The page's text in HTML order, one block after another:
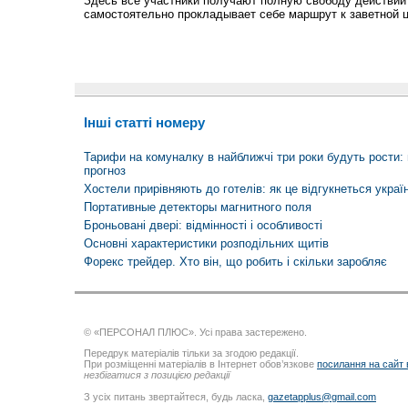
самостоятельно прокладывает себе маршрут к заветной
Інші статті номеру
Тарифи на комуналку в найближчі три роки будуть
прогноз
Хостели прирівняють до готелів: як це відгукнеться
Портативные детекторы магнитного поля
Броньовані двері: відмінності і особливості
Основні характеристики розподільних щитів
Форекс трейдер. Хто він, що робить і скільки заробляє
© «ПЕРСОНАЛ ПЛЮС». Усі права застережено.
Передрук матеріалів тільки за згодою редакції.
При розміщенні матеріалів в Інтернет обов’язкове посилання на сайт
незбігатися з позицією редакції
З усіх питань звертайтеся, будь ласка, gazetapplus@gmail.com